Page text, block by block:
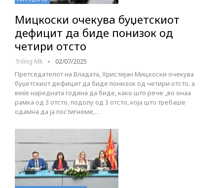
Мицкоски очекува буџетскиот
дефицит да биде понизок од
четири отсто
Triling Mk 02/07/2025
Претседателот на Владата, Христијан Мицкоски очекува
буџетскиот дефицит да биде понизок од четири отсто, а
веќе наредната година да биде, како што рече „во онаа
рамка од 3 отсто, подолу од 3 отсто, која што требаше
одамна да ја постигнеме,…